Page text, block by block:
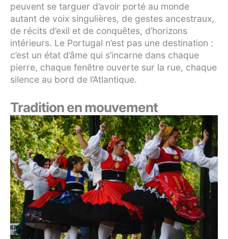
peuvent se targuer d’avoir porté au monde
autant de voix singulières, de gestes ancestraux,
de récits d’exil et de conquêtes, d’horizons
intérieurs. Le Portugal n’est pas une destination :
c’est un état d’âme qui s’incarne dans chaque
pierre, chaque fenêtre ouverte sur la rue, chaque
silence au bord de l’Atlantique.
Tradition en mouvement